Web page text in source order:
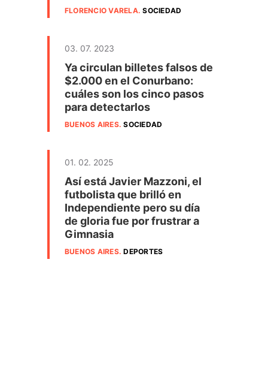
FLORENCIO VARELA.SOCIEDAD
03. 07. 2023
Ya circulan billetes falsos de
$2.000 en el Conurbano:
cuáles son los cinco pasos
para detectarlos
BUENOS AIRES.SOCIEDAD
01. 02. 2025
Así está Javier Mazzoni, el
futbolista que brilló en
Independiente pero su día
de gloria fue por frustrar a
Gimnasia
BUENOS AIRES.DEPORTES